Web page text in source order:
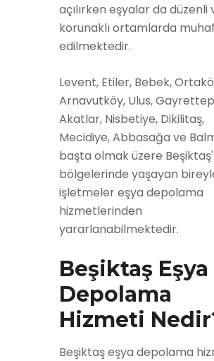
açılırken eşyalar da düzenli
korunaklı ortamlarda
edilmektedir.
Levent, Etiler, Bebek,
Arnavutköy, Ulus,
Akatlar, Nisbetiye, Dikilitaş,
Mecidiye, Abbasağa ve
başta olmak üzere
bölgelerinde yaşayan
işletmeler eşya depolama
hizmetlerinden
yararlanabilmektedir.
Beşiktaş Eşya
Depolama
Hizmeti
Beşiktaş eşya depolama